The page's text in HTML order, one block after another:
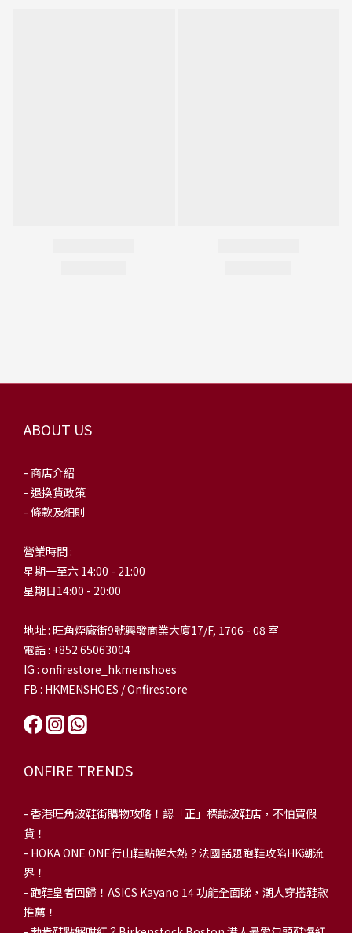
ABOUT US
- 商店介紹
- 退換貨政策
- 條款及細則
營業時間 :
星期一至六 14:00 - 21:00
星期日14:00 - 20:00
地址 : 旺角煙廠街9號興發商業大廈17/F, 1706 - 08 室
電話 : +852 65063004
IG : onfirestore_hkmenshoes
FB : HKMENSHOES / Onfirestore
ONFIRE TRENDS
- 香港旺角波鞋街購物攻略！認「正」標誌波鞋店，不怕買假
貨！
- HOKA ONE ONE行山鞋點解大熱？法國話題跑鞋攻陷HK潮流
界！
- 跑鞋皇者回歸！ASICS Kayano 14 功能全面睇，潮人穿搭鞋款
推薦！